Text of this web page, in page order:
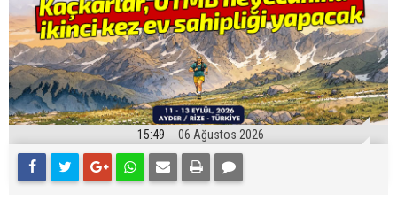
15:49 06 Ağustos 2026